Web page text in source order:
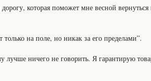
которая поможет мне весной
на поле, но никак за его пределами”.
лучше ничего не говорить. Я гарантирую